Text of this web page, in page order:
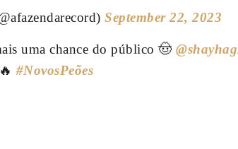
September 22, 2023
uma chance do público 🤠
#NovosPeões